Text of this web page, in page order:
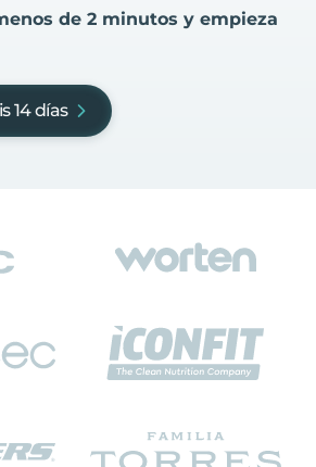
de 2 minutos y empieza
14 días